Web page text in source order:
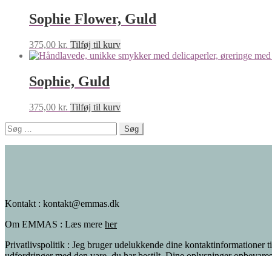
Sophie Flower, Guld
375,00 kr. Tilføj til kurv
Sophie, Guld
375,00 kr. Tilføj til kurv
Søg
efter:
Kontakt : kontakt@emmas.dk
Om EMMAS : Læs mere her
Privatlivspolitik : Jeg bruger udelukkende dine kontaktinformationer